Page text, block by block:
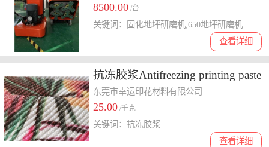
直销
8500.00 /台
查看详细
关键词：固化地坪研磨机,650地坪研磨机
抗冻胶浆Antifreezing printing paste
东莞市幸运印花材料有限公司
25.00 /千克
查看详细
关键词：抗冻胶浆